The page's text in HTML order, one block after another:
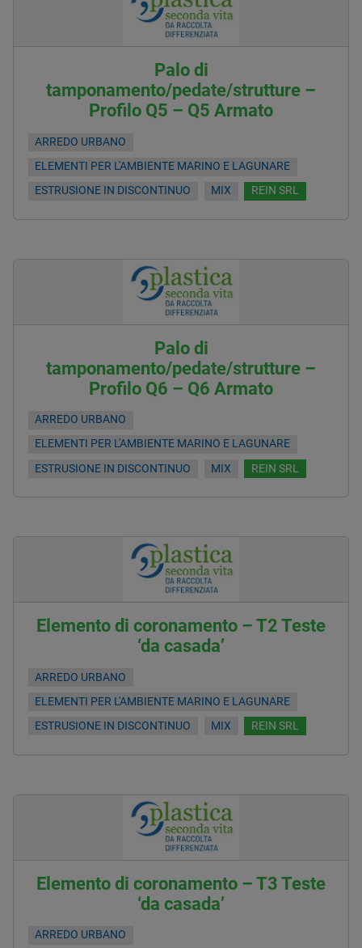
Palo di
tamponamento/pedate/strutture –
Profilo Q5 – Q5 Armato
ARREDO URBANO
ELEMENTI PER L'AMBIENTE MARINO E LAGUNARE
ESTRUSIONE IN DISCONTINUO
MIX REIN SRL
Palo di
tamponamento/pedate/strutture –
Profilo Q6 – Q6 Armato
ARREDO URBANO
ELEMENTI PER L'AMBIENTE MARINO E LAGUNARE
ESTRUSIONE IN DISCONTINUO
MIX REIN SRL
Elemento di coronamento – T2 Teste
‘da casada’
ARREDO URBANO
ELEMENTI PER L'AMBIENTE MARINO E LAGUNARE
ESTRUSIONE IN DISCONTINUO
MIX REIN SRL
Elemento di coronamento – T3 Teste
‘da casada’
ARREDO URBANO